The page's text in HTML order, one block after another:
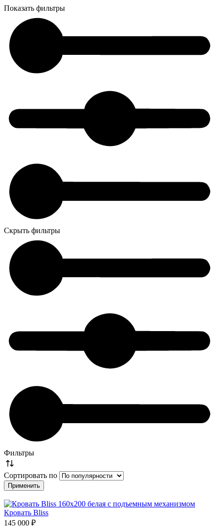
Показать фильтры
Скрыть фильтры
Фильтры
Сортировать по
Кровать Bliss
145 000 ₽